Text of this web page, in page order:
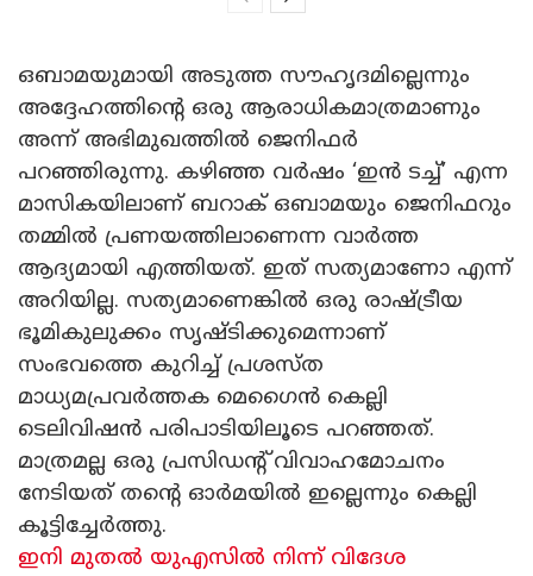
ഒബാമയുമായി അടുത്ത സൗഹൃദമില്ലെന്നും
അദ്ദേഹത്തിന്റെ ഒരു ആരാധികമാത്രമാണും
അന്ന് അഭിമുഖത്തിൽ ജെനിഫർ
പറഞ്ഞിരുന്നു. കഴിഞ്ഞ വർഷം ‘ഇൻ ടച്ച്’ എന്ന
മാസികയിലാണ് ബറാക് ഒബാമയും ജെനിഫറും
തമ്മിൽ പ്രണയത്തിലാണെന്ന വാർത്ത
ആദ്യമായി എത്തിയത്. ഇത് സത്യമാണോ എന്ന്
അറിയില്ല. സത്യമാണെങ്കിൽ ഒരു രാഷ്ട്രീയ
ഭൂമികുലുക്കം സൃഷ്ടിക്കുമെന്നാണ്
സംഭവത്തെ കുറിച്ച് പ്രശസ്ത
മാധ്യമപ്രവർത്തക മെഗൈൻ കെല്ലി
ടെലിവിഷൻ പരിപാടിയിലൂടെ പറഞ്ഞത്.
മാത്രമല്ല ഒരു പ്രസിഡന്റ് വിവാഹമോചനം
നേടിയത് തന്റെ ഓർമയിൽ ഇല്ലെന്നും കെല്ലി
കൂട്ടിച്ചേർത്തു.
ഇനി മുതൽ യുഎസിൽ നിന്ന് വിദേശ